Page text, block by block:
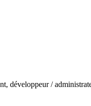
développeur /